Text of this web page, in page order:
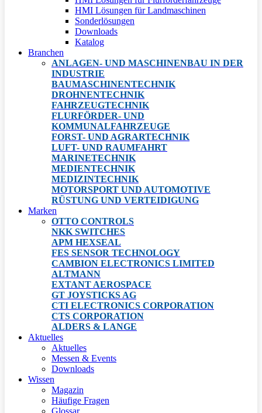
HMI Lösungen für Landmaschinen
Sonderlösungen
Downloads
Katalog
Branchen
ANLAGEN- UND MASCHINENBAU IN DER
INDUSTRIE
BAUMASCHINENTECHNIK
DROHNENTECHNIK
FAHRZEUGTECHNIK
FLURFÖRDER- UND
KOMMUNALFAHRZEUGE
FORST- UND AGRARTECHNIK
LUFT- UND RAUMFAHRT
MARINETECHNIK
MEDIENTECHNIK
MEDIZINTECHNIK
MOTORSPORT UND AUTOMOTIVE
RÜSTUNG UND VERTEIDIGUNG
Marken
OTTO CONTROLS
NKK SWITCHES
APM HEXSEAL
FES SENSOR TECHNOLOGY
CAMBION ELECTRONICS LIMITED
ALTMANN
EXTANT AEROSPACE
GT JOYSTICKS AG
CTI ELECTRONICS CORPORATION
CTS CORPORATION
ALDERS & LANGE
Aktuelles
Aktuelles
Messen & Events
Downloads
Wissen
Magazin
Häufige Fragen